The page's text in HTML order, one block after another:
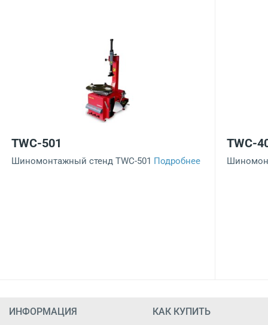
TWC-501
Шиномонтажный стенд TWC-501 Подробнее
TWC-
ИНФОРМАЦИЯ КАК КУПИТЬ